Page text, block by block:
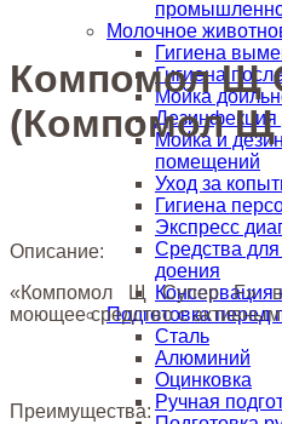
Молочное
Гигиена
Гигиена
Мойка
Дезинфекция
Мойка и
помещений
Уход за
Гигиена
Экспресс
Средства
доения
Консервация
Подготовка перед
Сталь
Алюминий
Оцинковка
Ручная
Компомол Щ
(Компомол Щ
Описание:
«Компомол Щ Супер F»
моющее средство с
Преимущества: